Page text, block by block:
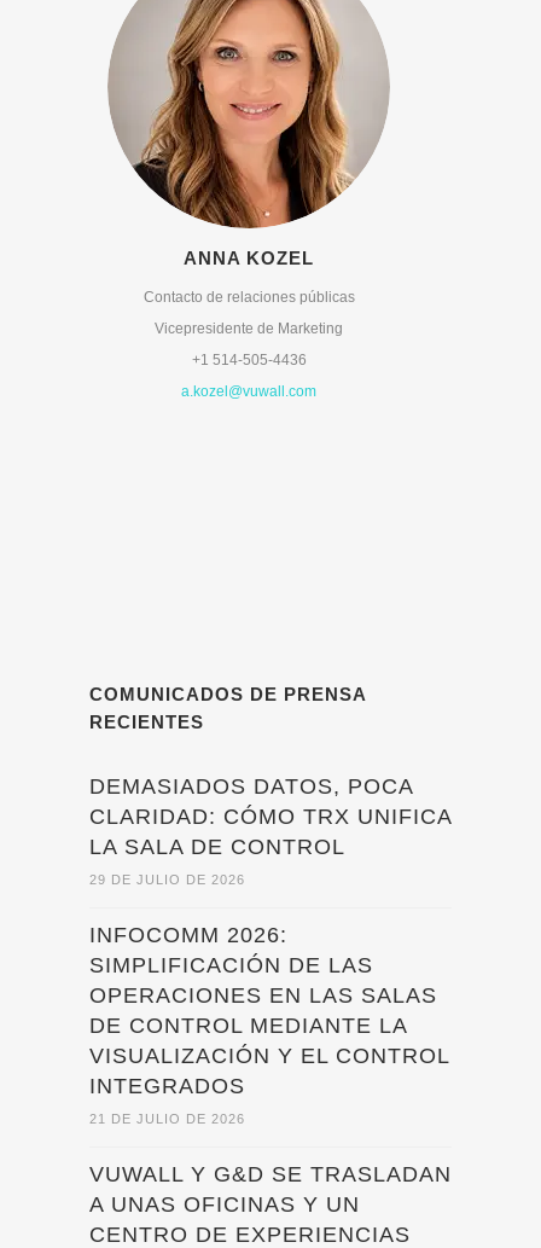
ANNA KOZEL
Contacto de relaciones públicas
Vicepresidente de Marketing
+1 514-505-4436
a.kozel@vuwall.com
COMUNICADOS DE PRENSA
RECIENTES
DEMASIADOS DATOS, POCA
CLARIDAD: CÓMO TRX UNIFICA
LA SALA DE CONTROL
29 DE JULIO DE 2026
INFOCOMM 2026:
SIMPLIFICACIÓN DE LAS
OPERACIONES EN LAS SALAS
DE CONTROL MEDIANTE LA
VISUALIZACIÓN Y EL CONTROL
INTEGRADOS
21 DE JULIO DE 2026
VUWALL Y G&D SE TRASLADAN
A UNAS OFICINAS Y UN
CENTRO DE EXPERIENCIAS